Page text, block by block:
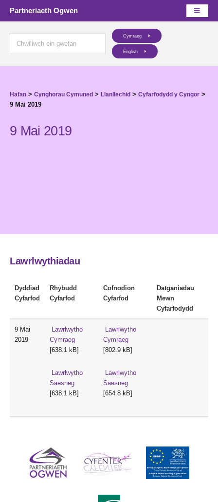
Partneriaeth Ogwen
Cymraeg
English
Hafan > Cynghorau Cymuned > Llanllechid > Cyfarfodydd y Cyngor >
9 Mai 2019
9 Mai 2019
Lawrlwythiadau
Dyddiad
Cyfarfod
Rhybudd
Cyfarfod
Cofnodion
Cyfarfod
Datganiadau
Mewn
Cyfarfodydd
9 Mai
2019
Lawrlwytho
Cymraeg
[638.1 kB]
Lawrlwytho
Saesneg
[638.1 kB]
Lawrlwytho
Cymraeg
[802.9 kB]
Lawrlwytho
Saesneg
[654.8 kB]